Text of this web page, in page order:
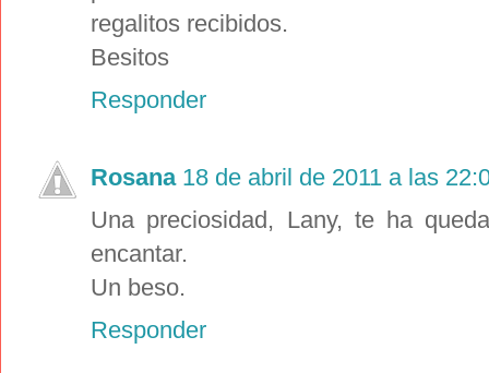
regalitos recibidos.
Besitos
Responder
Rosana 18 de abril de 2011 a las
Una preciosidad, Lany, te ha
encantar.
Un beso.
Responder